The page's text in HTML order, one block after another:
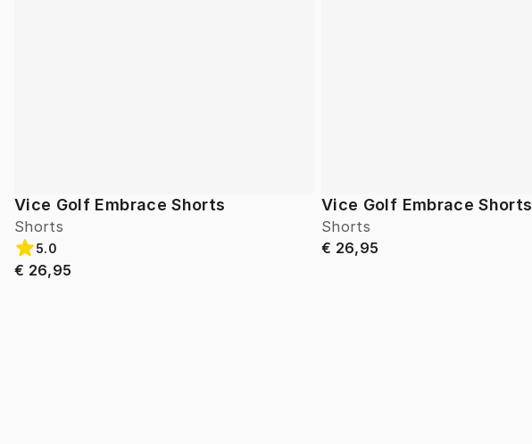
Vice Golf Embrace Shorts
Shorts
5.0
€ 26,95
Vice Golf Embrace Shorts
Shorts
€ 26,95